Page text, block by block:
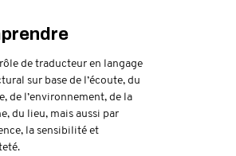
rôle de traducteur en langage
sur base de l’écoute, du
de l’environnement, de la
du lieu, mais aussi par
la sensibilité et